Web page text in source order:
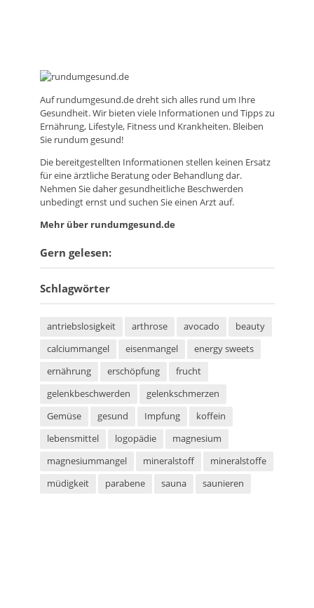
Aufrundumgesund.dedreht sich alles rund um Ihre
Gesundheit. Wir bieten viele Informationen und Tipps zu
Ernährung, Lifestyle, Fitness und Krankheiten. Bleiben
Sie rundum gesund!
Die bereitgestellten Informationen stellen keinen Ersatz
für eine ärztliche Beratung oder Behandlung dar.
Nehmen Sie daher gesundheitliche Beschwerden
unbedingt ernst und suchen Sie einen Arzt auf.
Mehr über rundumgesund.de
Gern gelesen:
Schlagwörter
antriebslosigkeit arthrose avocado
beauty
calciummangel
eisenmangel
energy sweets
ernährung
erschöpfung
frucht
gelenkbeschwerden
gelenkschmerzen
Gemüse
gesund Impfung
koffein
lebensmittel
logopädie
magnesium
magnesiummangel
mineralstoff
mineralstoffe
müdigkeit
parabene sauna
saunieren